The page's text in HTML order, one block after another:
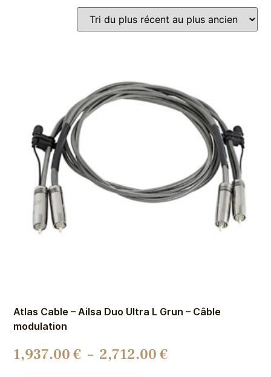
Atlas Cable – Ailsa Duo Ultra L Grun – Câble
modulation
1,937.00€ – 2,712.00€